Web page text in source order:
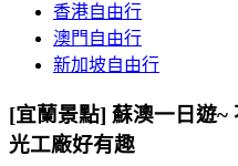
香港自由行
澳門自由行
新加坡自由行
[宜蘭景點] 蘇澳一日遊~
光工廠好有趣